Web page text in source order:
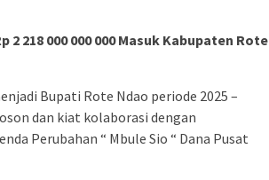
218 000 000 000 Masuk Kabupaten Rote
Bupati Rote Ndao periode 2025 –
dan kiat kolaborasi dengan
Perubahan “ Mbule Sio “ Dana Pusat